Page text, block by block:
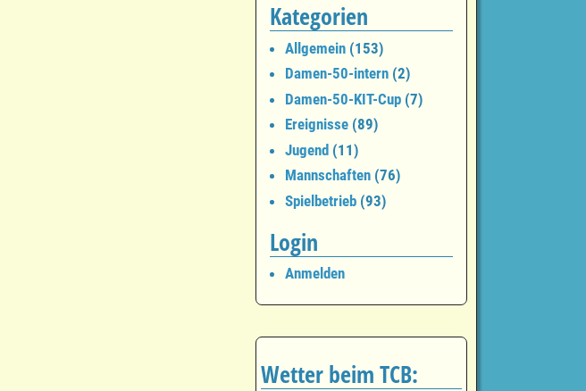
Kategorien
Allgemein(153)
Damen-50-intern(2)
Damen-50-KIT-Cup(7)
Ereignisse(89)
Jugend(11)
Mannschaften(76)
Spielbetrieb(93)
Login
Anmelden
Wetter beim TCB: